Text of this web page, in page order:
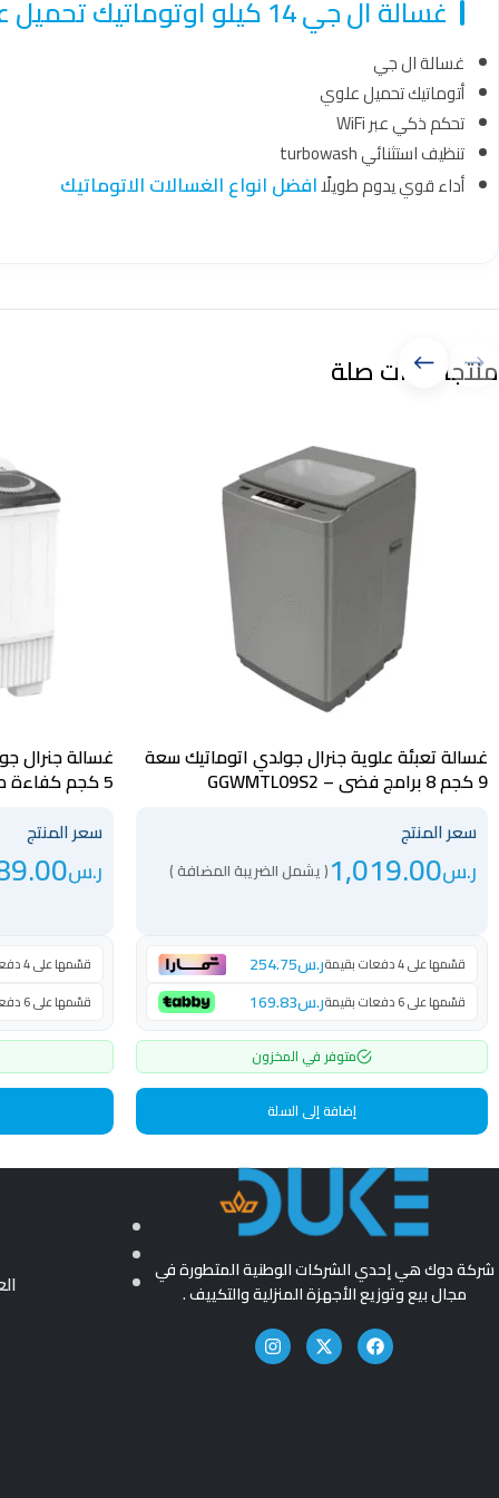
غسالة ال جي 14 كيلو اوتوماتيك تحميل علوي تنظيف استثنائي تحكم ذكي أبيض – WTS14HHWK
غسالة ال جي
أتوماتيك تحميل علوي
تحكم ذكي عبر WiFi
تنظيف استثنائي turbowash
أداء قوي يدوم طويلًاافضل انواع الغسالات الاتوماتيك
منتجات ذات صلة
غسالة تعبئة علوية جنرال جولدي اتوماتيك سعة
9 كجم 8 برامج فضي – GGWMTL09S2
سعر المنتج
ر.س1,019.00( يشمل الضريبة المضافة )
قسّمها على 4 دفعات بقيمة ر.س254.75
قسّمها على 6 دفعات بقيمة ر.س169.83
متوفر في المخزون
إضافة إلى السلة
5 كجم كفاءة
سعر المنتج
ر.س
قسّمها على 4 دفعات بقيمة
قسّمها على 6 دفعات بقيمة
شركة دوك هي إحدي الشركات الوطنية المتطورة في
مجال بيع وتوزيع الأجهزة المنزلية والتكييف .